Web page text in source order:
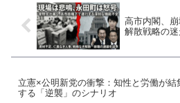
高市内閣、崩
解散戦略の迷
立憲×公明新党の衝撃：知性と労働が結
する「逆襲」のシナリオ